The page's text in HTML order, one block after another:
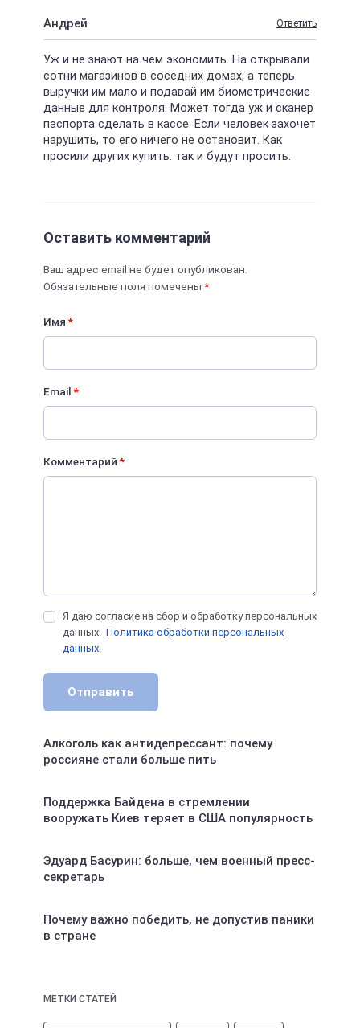
Андрей Ответить
Уж и не знают на чем экономить. На открывали
сотни магазинов в соседних домах, а теперь
выручки им мало и подавай им биометрические
данные для контроля. Может тогда уж и сканер
паспорта сделать в кассе. Если человек захочет
нарушить, то его ничего не остановит. Как
просили других купить. так и будут просить.
Оставить комментарий
Ваш адрес email не будет опубликован.
Обязательные поля помечены *
Имя*
Email*
Комментарий*
Я даю согласие на сбор и обработку персональных
данных. Политика обработки персональных
данных.
Отправить
Алкоголь как антидепрессант: почему
россияне стали больше пить
Поддержка Байдена в стремлении
вооружать Киев теряет в США популярность
Эдуард Басурин: больше, чем военный пресс-
секретарь
Почему важно победить, не допустив паники
в стране
МЕТКИ СТАТЕЙ